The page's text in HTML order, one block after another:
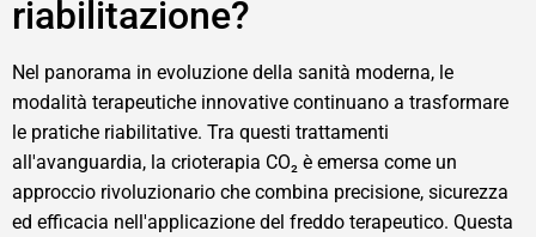
riabilitazione?
Nel panorama in evoluzione della sanità moderna, le
modalità terapeutiche innovative continuano a trasformare
le pratiche riabilitative. Tra questi trattamenti
all'avanguardia, la crioterapia CO₂ è emersa come un
approccio rivoluzionario che combina precisione, sicurezza
ed efficacia nell'applicazione del freddo terapeutico. Questa